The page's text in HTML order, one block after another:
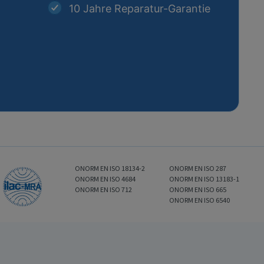
10 Jahre Reparatur-Garantie
ONORM EN ISO 18134-2
ONORM EN ISO 4684
ONORM EN ISO 712
ONORM EN ISO 287
ONORM EN ISO 13183-1
ONORM EN ISO 665
ONORM EN ISO 6540